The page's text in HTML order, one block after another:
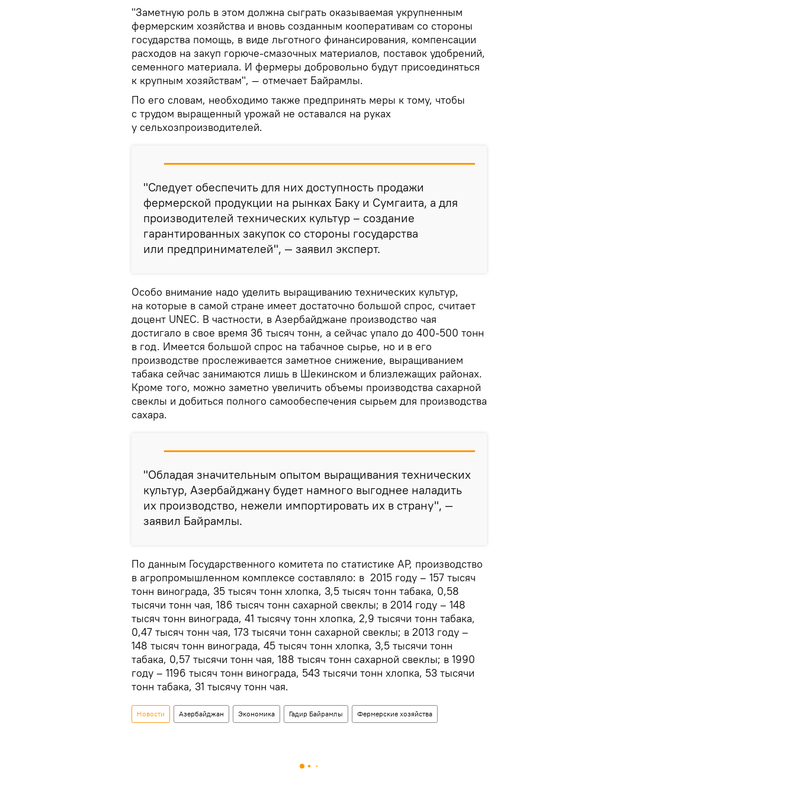
"Заметную роль в этом должна сыграть оказываемая укрупненным
фермерским хозяйства и вновь созданным кооперативам со стороны
государства помощь, в виде льготного финансирования, компенсации
расходов на закуп горюче-смазочных материалов, поставок удобрений,
семенного материала. И фермеры добровольно будут присоединяться
к крупным хозяйствам", — отмечает Байрамлы.
По его словам, необходимо также предпринять меры к тому, чтобы
с трудом выращенный урожай не оставался на руках
у сельхозпроизводителей.
"Следует обеспечить для них доступность продажи
фермерской продукции на рынках Баку и Сумгаита, а для
производителей технических культур – создание
гарантированных закупок со стороны государства
или предпринимателей", — заявил эксперт.
Особо внимание надо уделить выращиванию технических культур,
на которые в самой стране имеет достаточно большой спрос, считает
доцент UNEC. В частности, в Азербайджане производство чая
достигало в свое время 36 тысяч тонн, а сейчас упало до 400-500 тонн
в год. Имеется большой спрос на табачное сырье, но и в его
производстве прослеживается заметное снижение, выращиванием
табака сейчас занимаются лишь в Шекинском и близлежащих районах.
Кроме того, можно заметно увеличить объемы производства сахарной
свеклы и добиться полного самообеспечения сырьем для производства
сахара.
"Обладая значительным опытом выращивания технических
культур, Азербайджану будет намного выгоднее наладить
их производство, нежели импортировать их в страну", —
заявил Байрамлы.
По данным Государственного комитета по статистике АР, производство
в агропромышленном комплексе составляло: в 2015 году – 157 тысяч
тонн винограда, 35 тысяч тонн хлопка, 3,5 тысяч тонн табака, 0,58
тысячи тонн чая, 186 тысяч тонн сахарной свеклы; в 2014 году – 148
тысяч тонн винограда, 41 тысячу тонн хлопка, 2,9 тысячи тонн табака,
0,47 тысяч тонн чая, 173 тысячи тонн сахарной свеклы; в 2013 году –
148 тысяч тонн винограда, 45 тысяч тонн хлопка, 3,5 тысячи тонн
табака, 0,57 тысячи тонн чая, 188 тысяч тонн сахарной свеклы; в 1990
году – 1196 тысяч тонн винограда, 543 тысячи тонн хлопка, 53 тысячи
тонн табака, 31 тысячу тонн чая.
Новости Азербайджан Экономика Гадир Байрамлы Фермерские хозяйства